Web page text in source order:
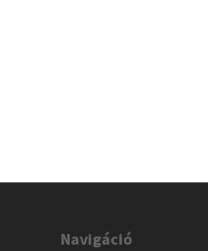
Navigáció